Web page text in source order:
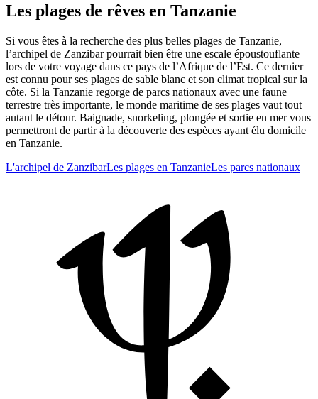
Les plages de rêves en Tanzanie
Si vous êtes à la recherche des plus belles plages de Tanzanie,
l’archipel de Zanzibar pourrait bien être une escale époustouflante
lors de votre voyage dans ce pays de l’Afrique de l’Est. Ce dernier
est connu pour ses plages de sable blanc et son climat tropical sur la
côte. Si la Tanzanie regorge de parcs nationaux avec une faune
terrestre très importante, le monde maritime de ses plages vaut tout
autant le détour. Baignade, snorkeling, plongée et sortie en mer vous
permettront de partir à la découverte des espèces ayant élu domicile
en Tanzanie.
L'archipel de ZanzibarLes plages en TanzanieLes parcs nationaux